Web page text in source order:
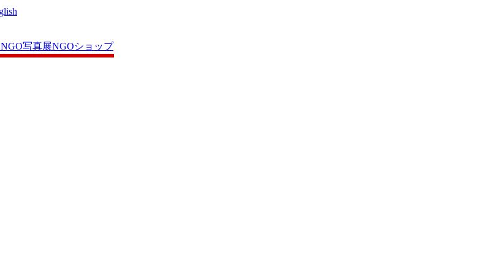
NGO写真展NGOショップ